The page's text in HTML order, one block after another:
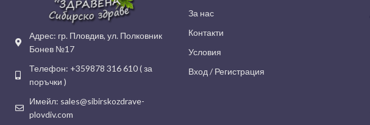
Адрес: гр. Пловдив, ул. Полковник
Бонев №17
Телефон: +359878 316 610 ( за
поръчки )
Имейл: sales@sibirskozdrave-
plovdiv.com
За нас
Контакти
Условия
Вход / Регистрация